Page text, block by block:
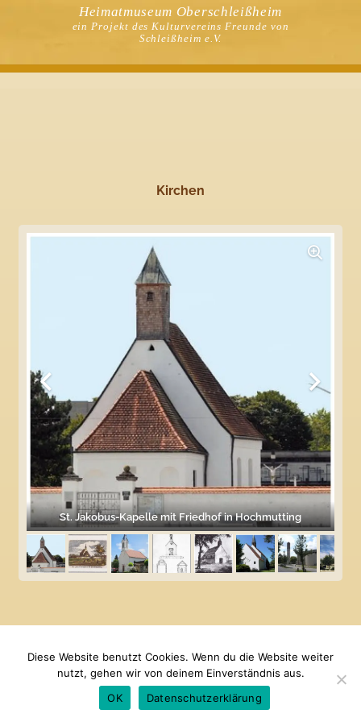
Heimatmuseum Oberschleißheim
ein Projekt des Kulturvereins Freunde von
Schleißheim e.V.
Kirchen
St. Jakobus-Kapelle mit Friedhof in Hochmutting
Diese Website benutzt Cookies. Wenn du die Website weiter
nutzt, gehen wir von deinem Einverständnis aus.
OK
Datenschutzerklärung